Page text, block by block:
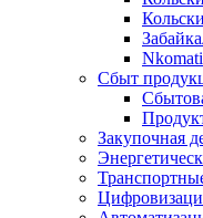
Nkomati
Сбыт
Закупочная